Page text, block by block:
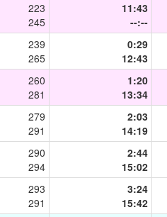
223
245
11:43
--:--
239
265
0:29
12:43
260
281
1:20
13:34
279
291
2:03
14:19
290
294
2:44
15:02
293
291
3:24
15:42